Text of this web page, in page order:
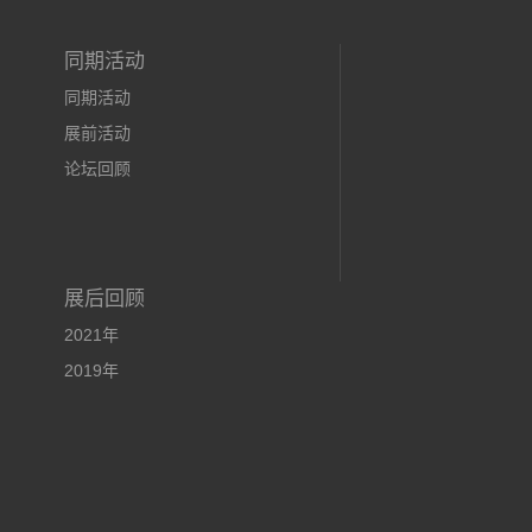
同期活动
同期活动
展前活动
论坛回顾
展后回顾
2021年
2019年